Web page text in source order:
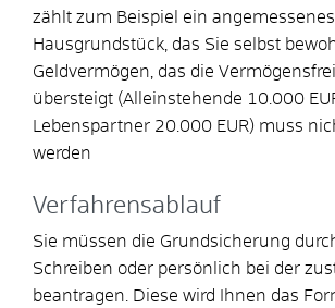
zählt zum Beispiel ein angemessenes
Hausgrundstück , das Sie selbst
Geldvermögen, das die
übersteigt (Alleinstehende 10.000
Lebenspartner 20.000 EUR) muss
werden
Verfahrensablauf
Sie müssen die Grundsicherung
Schreiben oder persönlich bei der
beantragen.
Diese wird Ihnen das